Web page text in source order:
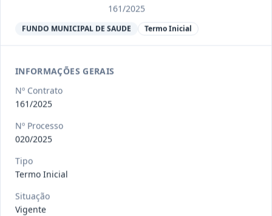
Termo
contrato a contratação de emp
Situação
012-
2023
Termo
Inicial
para apresentação musi
161/2025
FUNDO MUNICIPAL DE SAUDE Termo Inicial
INFORMAÇÕES GERAIS
Nº Contrato
161/2025
Nº Processo
020/2025
Tipo
Termo Inicial
Situação
Vigente